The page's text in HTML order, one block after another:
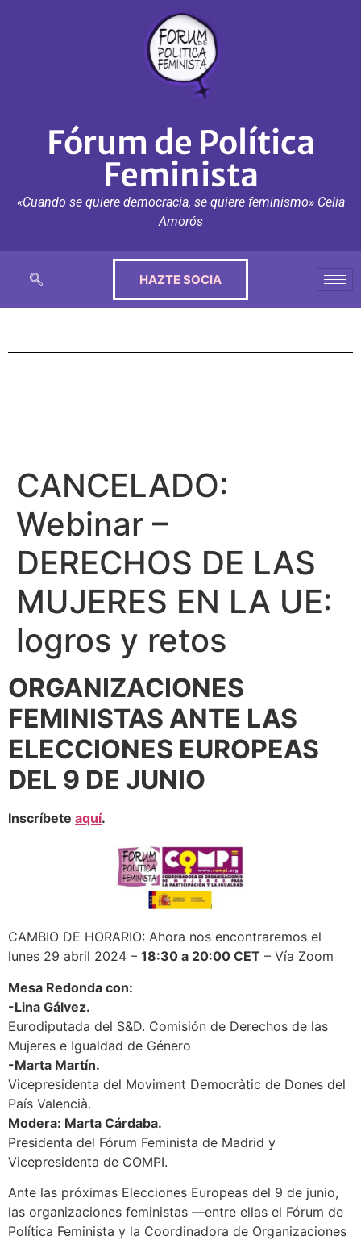
Fórum de Política
Feminista
«Cuando se quiere democracia, se quiere feminismo» Celia
Amorós
HAZTE SOCIA
CANCELADO:
Webinar –
DERECHOS DE LAS
MUJERES EN LA UE:
logros y retos
ORGANIZACIONES
FEMINISTAS ANTE LAS
ELECCIONES EUROPEAS
DEL 9 DE JUNIO
Inscríbete aquí.
CAMBIO DE HORARIO: Ahora nos encontraremos el
lunes 29 abril 2024 – 18:30 a 20:00 CET – Vía Zoom
Mesa Redonda con:
-Lina Gálvez.
Eurodiputada del S&D. Comisión de Derechos de las
Mujeres e Igualdad de Género
-Marta Martín.
Vicepresidenta del Moviment Democràtic de Dones del
País Valencià.
Modera: Marta Cárdaba.
Presidenta del Fórum Feminista de Madrid y
Vicepresidenta de COMPI.
Ante las próximas Elecciones Europeas del 9 de junio,
las organizaciones feministas —entre ellas el Fórum de
Política Feminista y la Coordinadora de Organizaciones